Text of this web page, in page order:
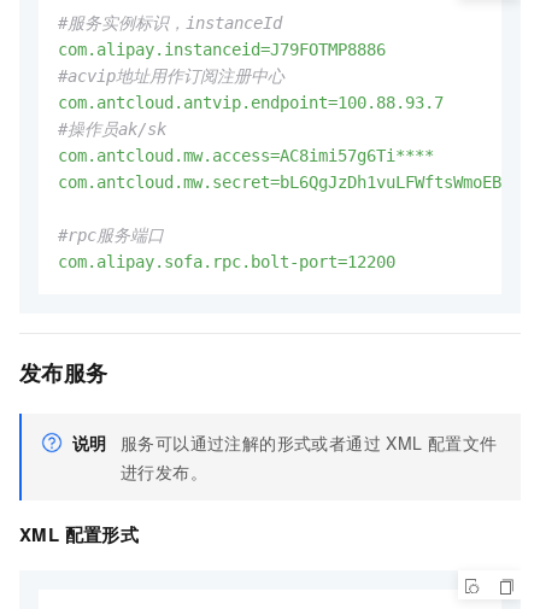
#服务实例标识，instanceId
com.alipay.instanceid=J79FOTMP8886
#acvip地址用作订阅注册中心
com.antcloud.antvip.endpoint=100.88.93.7
#操作员ak/sk
com.antcloud.mw.access=AC8imi57g6Ti****
#rpc服务端口
com.alipay.sofa.rpc.bolt-port=12200
发布服务
说明
服务可以通过注解的形式或者通过 XML 配置文件
进行发布。
XML 配置形式